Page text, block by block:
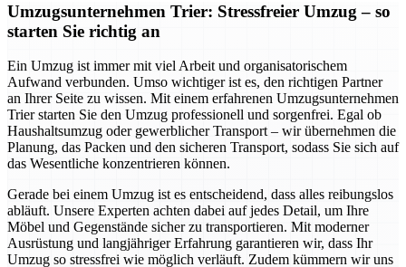
Umzugsunternehmen Trier: Stressfreier Umzug – so
starten Sie richtig an
Ein Umzug ist immer mit viel Arbeit und organisatorischem
Aufwand verbunden. Umso wichtiger ist es, den richtigen Partner
an Ihrer Seite zu wissen. Mit einem erfahrenen Umzugsunternehmen
Trier starten Sie den Umzug professionell und sorgenfrei. Egal ob
Haushaltsumzug oder gewerblicher Transport – wir übernehmen die
Planung, das Packen und den sicheren Transport, sodass Sie sich auf
das Wesentliche konzentrieren können.
Gerade bei einem Umzug ist es entscheidend, dass alles reibungslos
abläuft. Unsere Experten achten dabei auf jedes Detail, um Ihre
Möbel und Gegenstände sicher zu transportieren. Mit moderner
Ausrüstung und langjähriger Erfahrung garantieren wir, dass Ihr
Umzug so stressfrei wie möglich verläuft. Zudem kümmern wir uns